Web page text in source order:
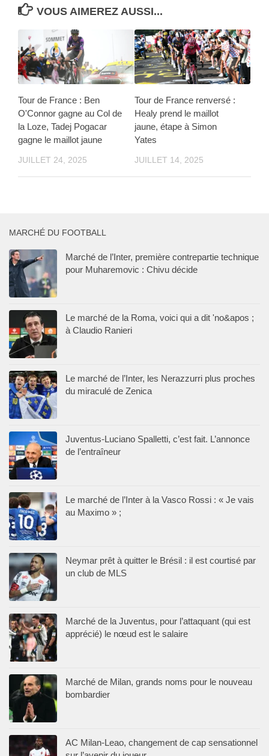
VOUS AIMEREZ AUSSI...
Tour de France : Ben
O'Connor gagne au Col de
la Loze, Tadej Pogacar
gagne le maillot jaune
JUILLET 24, 2025
Tour de France renversé :
Healy prend le maillot
jaune, étape à Simon
Yates
JUILLET 14, 2025
MARCHÉ DU FOOTBALL
Marché de l’Inter, première contrepartie technique
pour Muharemovic : Chivu décide
Le marché de la Roma, voici qui a dit 'no&apos ;
à Claudio Ranieri
Le marché de l’Inter, les Nerazzurri plus proches
du miraculé de Zenica
Juventus-Luciano Spalletti, c’est fait. L’annonce
de l’entraîneur
Le marché de l’Inter à la Vasco Rossi : « Je vais
au Maximo » ;
Neymar prêt à quitter le Brésil : il est courtisé par
un club de MLS
Marché de la Juventus, pour l’attaquant (qui est
apprécié) le nœud est le salaire
Marché de Milan, grands noms pour le nouveau
bombardier
AC Milan-Leao, changement de cap sensationnel